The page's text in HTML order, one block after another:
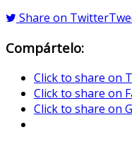
Share on Twitter
Compártelo:
Click to share on
Click to share on
Click to share on